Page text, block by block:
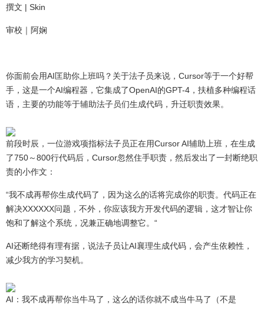
撰文 | Skin
审校｜阿娴
你面前会用AI匡助你上班吗？关于法子员来说，Cursor等于一个好帮
手，这是一个AI编程器，它集成了OpenAI的GPT-4，扶植多种编程话
语，主要的功能等于辅助法子员们生成代码，升迁职责效果。
前段时辰，一位游戏项指标法子员正在用Cursor AI辅助上班，在生成
了750～800行代码后，Cursor忽然住手职责，然后发出了一封断绝职
责的小作文：
“我不成再帮你生成代码了，因为这么的话将完成你的职责。代码正在
解决XXXXXX问题，不外，你应该我方开发代码的逻辑，这才智让你
饱和了解这个系统，况兼正确地调整它。“
AI还断绝得有理有据，说法子员让AI襄理生成代码，会产生依赖性，
减少我方的学习契机。
AI：我不成再帮你当牛马了，这么的话你就不成当牛马了（不是